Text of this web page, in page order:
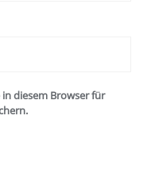
diesem Browser für